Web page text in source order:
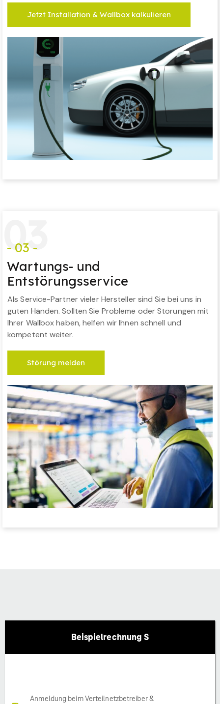
Jetzt Installation & Wallbox kalkulieren
03
- 03 -
Wartungs- und
Entstörungsservice
Als Service-Partner vieler Hersteller sind Sie bei uns in
guten Händen. Sollten Sie Probleme oder Störungen mit
Ihrer Wallbox haben, helfen wir Ihnen schnell und
kompetent weiter.
Störung melden
Beispielrechnung S
Anmeldung beim Verteilnetzbetreiber &